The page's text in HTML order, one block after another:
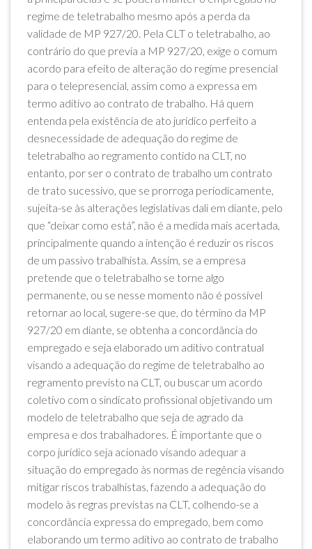
regime de teletrabalho mesmo após a perda da
validade de MP 927/20. Pela CLT o teletrabalho, ao
contrário do que previa a MP 927/20, exige o comum
acordo para efeito de alteração do regime presencial
para o telepresencial, assim como a expressa em
termo aditivo ao contrato de trabalho. Há quem
entenda pela existência de ato jurídico perfeito a
desnecessidade de adequação do regime de
teletrabalho ao regramento contido na CLT, no
entanto, por ser o contrato de trabalho um contrato
de trato sucessivo, que se prorroga periodicamente,
sujeita-se às alterações legislativas dali em diante, pelo
que “deixar como está”, não é a medida mais acertada,
principalmente quando a intenção é reduzir os riscos
de um passivo trabalhista. Assim, se a empresa
pretende que o teletrabalho se torne algo
permanente, ou se nesse momento não é possível
retornar ao local, sugere-se que, do término da MP
927/20 em diante, se obtenha a concordância do
empregado e seja elaborado um aditivo contratual
visando a adequação do regime de teletrabalho ao
regramento previsto na CLT, ou buscar um acordo
coletivo com o sindicato profissional objetivando um
modelo de teletrabalho que seja de agrado da
empresa e dos trabalhadores. É importante que o
corpo jurídico seja acionado visando adequar a
situação do empregado às normas de regência visando
mitigar riscos trabalhistas, fazendo a adequação do
modelo às regras previstas na CLT, colhendo-se a
concordância expressa do empregado, bem como
elaborando um termo aditivo ao contrato de trabalho